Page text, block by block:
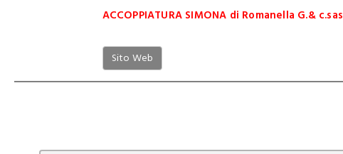
ACCOPPIATURA SIMONA di Romanella G.& c.sas
Sito Web